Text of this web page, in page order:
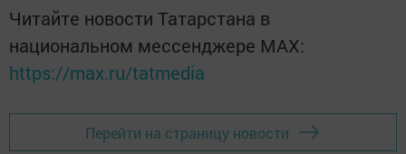
Читайте новости Татарстана в
национальном мессенджере MАХ:
https://max.ru/tatmedia
Перейти на страницу новости